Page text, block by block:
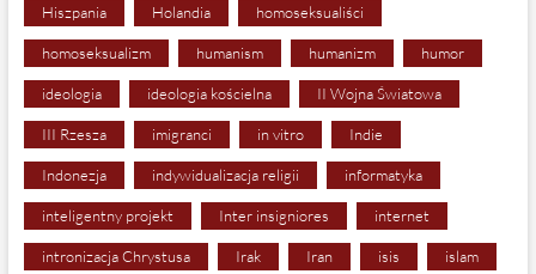
Hiszpania Holandia homoseksualiści
homoseksualizm humanism humanizm humor
ideologia ideologia kościelna II Wojna Światowa
III Rzesza imigranci in vitro Indie
Indonezja indywidualizacja religii informatyka
inteligentny projekt Inter insigniores internet
intronizacja Chrystusa Irak Iran isis islam